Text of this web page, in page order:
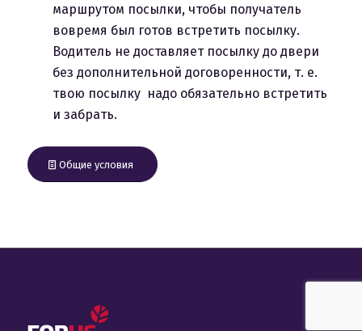
маршрутом посылки, чтобы получатель
вовремя был готов встретить посылку.
Водитель не доставляет посылку до двери
без дополнительной договоренности, т. е.
твою посылку надо обязательно встретить
и забрать.
Общие условия